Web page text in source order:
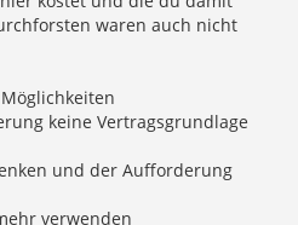
waren auch nicht
keine Vertragsgrundlage
und der Aufforderung
verwenden